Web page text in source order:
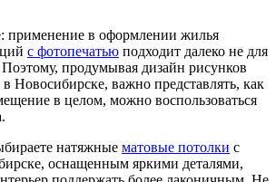
применение в оформлении жилья
с фотопечатью подходит далеко не для
продумывая дизайн рисунков
Новосибирске, важно представлять, как
в целом, можно воспользоваться
натяжные матовые потолки с
оснащенным яркими деталями,